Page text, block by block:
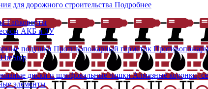
для дорожного строительства Подробнее
Гайковерты
АКБ и ЗУ
подушки Противопожарный герметик
диски и шлифовальные чашкиАлмазные коронки,
элементы